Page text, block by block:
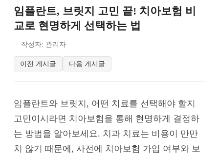
임플란트, 브릿지 고민 끝! 치아보험 비
교로 현명하게 선택하는 법
작성자: 관리자
이전 게시글 다음 게시글
임플란트와 브릿지, 어떤 치료를 선택해야 할지
고민이시라면 치아보험을 통해 현명하게 결정하
는 방법을 알아보세요. 치과 치료는 비용이 만만
치 않기 때문에, 사전에 치아보험 가입 여부와 보